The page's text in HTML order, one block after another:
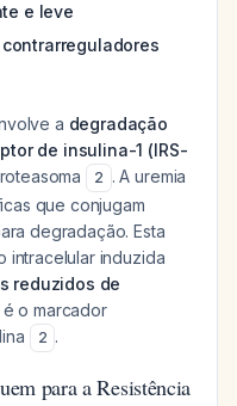
e leve
a degradação
de insulina-1 (IRS-
2 . A uremia
que conjugam
degradação. Esta
intracelular induzida
reduzidos de
é o marcador
2 .
para a Resistência